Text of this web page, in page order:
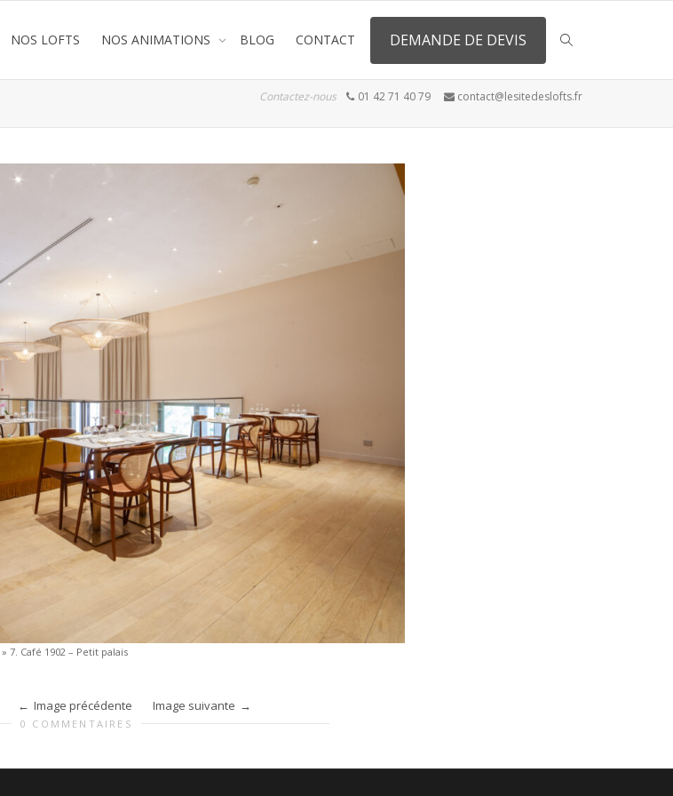
NOS LOFTS NOS ANIMATIONS BLOG CONTACT DEMANDE DE DEVIS
Contactez-nous 01 42 71 40 79 contact@lesitedeslofts.fr
» 7. Café 1902 – Petit palais
Image précédente Image suivante
0 COMMENTAIRES